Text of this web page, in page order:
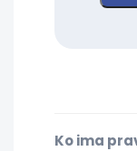
Ko ima